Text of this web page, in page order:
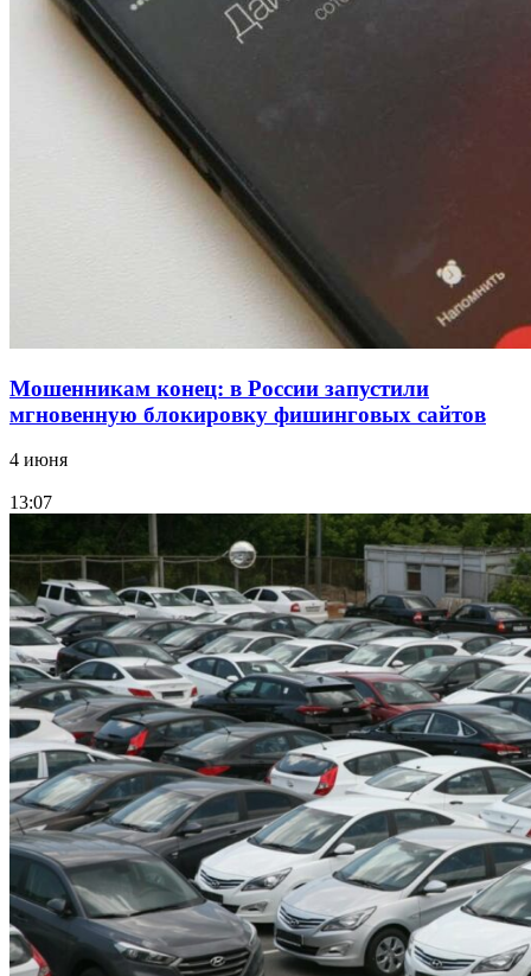
Сладкий праздник в Волгограде: в Центральном
парке прошёл фестиваль „Арбузный переполох“
Волгоградские компании нарастили экспорт:
заключены контракты на 3,6 млн долларов
Мошенникам конец: в России запустили
мгновенную блокировку фишинговых сайтов
4 июня
13:07